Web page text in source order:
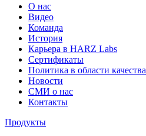
О нас
Видео
Команда
История
Карьера в HARZ Labs
Сертификаты
Политика в области качества
Новости
СМИ о нас
Контакты
Продукты